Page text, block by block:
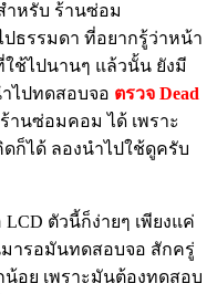
ำหรับ ร้านซ่อม
ปธรรมดา ที่อยากรู้ว่าหน้า
ใช้ไปนานๆ แล้วนั้น ยังมี
ไปทดสอบจอ ตรวจ Dead
นซ่อมคอม ได้ เพราะ
ดก็ได้ ลองนำไปใช้ดูครับ
ตัวนี้ก็ง่ายๆ เพียงแค่
ารอมันทดสอบจอ สักครู่
น้อย เพราะมันต้องทดสอบ